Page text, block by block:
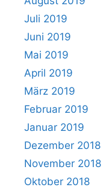
Juli 2019
Juni 2019
Mai 2019
April 2019
März 2019
Februar 2019
Januar 2019
Dezember 2018
November 2018
Oktober 2018